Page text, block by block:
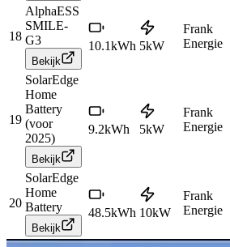
18
AlphaESS
SMILE-
G3
Bekijk
10.1kWh 5kW
Frank
Energie
19
SolarEdge
Home
Battery
(voor
2025)
Bekijk
9.2kWh 5kW
Frank
Energie
20
SolarEdge
Home
Battery
Bekijk
48.5kWh 10kW
Frank
Energie